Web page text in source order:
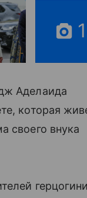
Аделаида
которая
своего внука
герцогини